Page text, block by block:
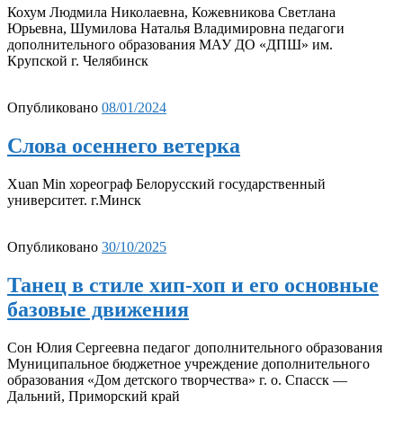
Кохум Людмила Николаевна, Кожевникова Светлана
Юрьевна, Шумилова Наталья Владимировна педагоги
дополнительного образования МАУ ДО «ДПШ» им.
Крупской г. Челябинск
Опубликовано 08/01/2024
Слова осеннего ветерка
Xuan Min хореограф Белорусский государственный
университет. г.Минск
Опубликовано 30/10/2025
Танец в стиле хип-хоп и его основные
базовые движения
Сон Юлия Сергеевна педагог дополнительного образования
Муниципальное бюджетное учреждение дополнительного
образования «Дом детского творчества» г. о. Спасск —
Дальний, Приморский край